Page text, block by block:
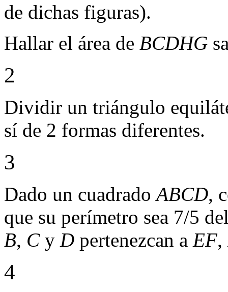
de dichas figuras).
Hallar el área de BCDHG
2
Dividir un triángulo
sí de 2 formas diferentes.
3
Dado un cuadradoABCD,
que su perímetro sea 7/5
B, Cy D pertenezcan a EF,
4